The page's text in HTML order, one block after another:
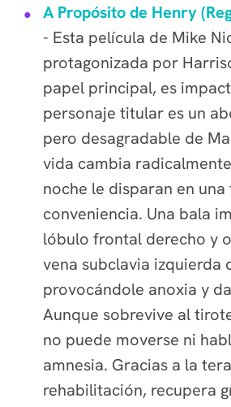
A Propósito de Henry
- Esta película de Mike
protagonizada por
papel principal, es
personaje titular es un
pero desagradable de
vida cambia
noche le disparan en
conveniencia. Una bala
lóbulo frontal derecho y
vena subclavia izquierda
provocándole anoxia y
Aunque sobrevive al
no puede moverse ni
amnesia. Gracias a la
rehabilitación, recupera